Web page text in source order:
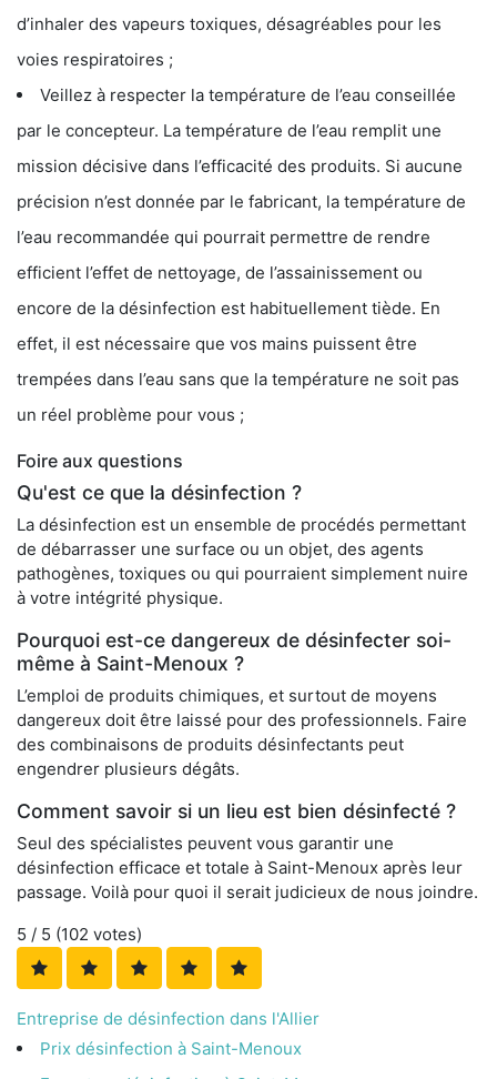
d’inhaler des vapeurs toxiques, désagréables pour les
voies respiratoires ;
Veillez à respecter la température de l’eau conseillée
par le concepteur. La température de l’eau remplit une
mission décisive dans l’efficacité des produits. Si aucune
précision n’est donnée par le fabricant, la température de
l’eau recommandée qui pourrait permettre de rendre
efficient l’effet de nettoyage, de l’assainissement ou
encore de la désinfection est habituellement tiède. En
effet, il est nécessaire que vos mains puissent être
trempées dans l’eau sans que la température ne soit pas
un réel problème pour vous ;
Foire aux questions
Qu'est ce que la désinfection ?
La désinfection est un ensemble de procédés permettant
de débarrasser une surface ou un objet, des agents
pathogènes, toxiques ou qui pourraient simplement nuire
à votre intégrité physique.
Pourquoi est-ce dangereux de désinfecter soi-
même à Saint-Menoux ?
L’emploi de produits chimiques, et surtout de moyens
dangereux doit être laissé pour des professionnels. Faire
des combinaisons de produits désinfectants peut
engendrer plusieurs dégâts.
Comment savoir si un lieu est bien désinfecté ?
Seul des spécialistes peuvent vous garantir une
désinfection efficace et totale à Saint-Menoux après leur
passage. Voilà pour quoi il serait judicieux de nous joindre.
5 / 5 (102 votes)
Entreprise de désinfection dans l'Allier
Prix désinfection à Saint-Menoux